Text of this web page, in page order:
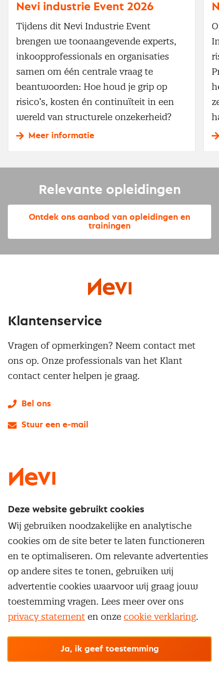
Nevi industrie Event 2026
Tijdens dit Nevi Industrie Event
brengen we toonaangevende experts,
inkoopprofessionals en organisaties
samen om één centrale vraag te
beantwoorden: Hoe houd je grip op
risico’s, kosten én continuïteit in een
wereld van structurele onzekerheid?
Meer informatie
Relevante opleidingen
Ontdek ons aanbod van opleidingen en
trainingen
Service & contact
Over inkoop
Netwerk en communities
Aanmelden nieuwsbrief
Word lid van Nevi
Inkoop vacatures
Opzeggen lidmaatschap
Populaire thema's
Aanbesteden
Contractmanagement
Kostenmanagement
Onderhandelen
Supply management
Opleidingen en trainingen
Trainingen
Opleidingen
Maatwerk
Vrijstellingen
Klantenservice
Vragen of opmerkingen? Neem contact met
ons op. Onze professionals van het Klant
contact center helpen je graag.
Bel ons
Stuur een e-mail
Cookievoorkeuren beherenOnzealgemene
© Nevi.nl
Deze website gebruikt cookies
Wij gebruiken noodzakelijke en analytische
cookies om de site beter te laten functioneren
en te optimaliseren. Om relevante advertenties
op andere sites te tonen, gebruiken wij
advertentie cookies waarvoor wij graag jouw
toestemming vragen. Lees meer over ons
privacy statement en onze cookie verklaring.
Ja, ik geef toestemming